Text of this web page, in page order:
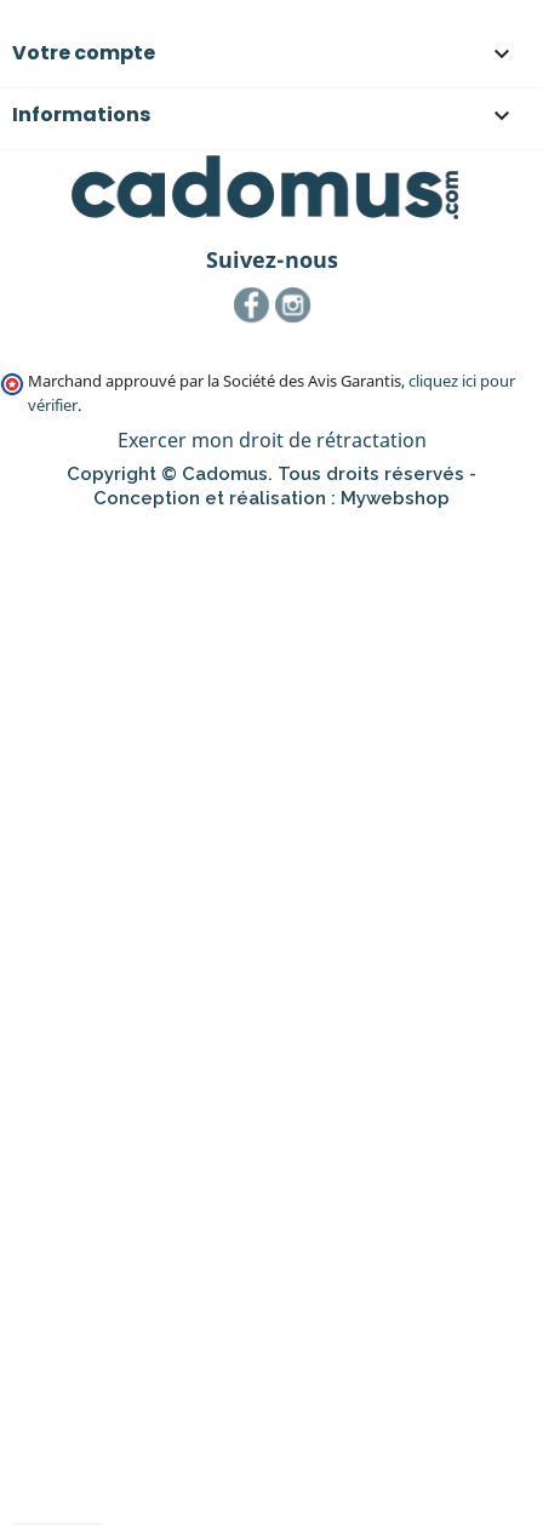
Votre compte 
Informations 
Suivez-nous
FacebookInstagram
Marchand approuvé par la Société des Avis Garantis,cliquez ici pour
vérifier.
Exercer mon droit de rétractation
Copyright © Cadomus. Tous droits réservés -
Conception et réalisation : Mywebshop